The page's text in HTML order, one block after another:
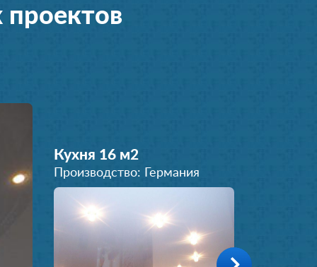
+792628***88
проектов
Кухня 16 м2
Производство: Германия